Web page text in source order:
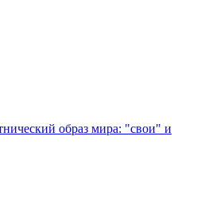
образ мира: "свои" и